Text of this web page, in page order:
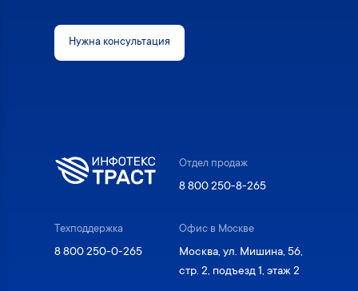
Нужна консультация
Отдел продаж
8 800 250-8-265
Техподдержка
8 800 250-0-265
Офис в Москве
Москва, ул. Мишина, 56,
стр. 2, подъезд 1, этаж 2